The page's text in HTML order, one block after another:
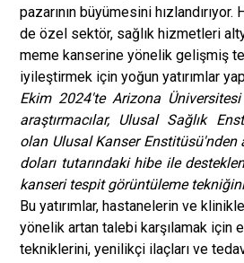
pazarının büyümesini
de özel sektör, sağlık hizmetleri
meme kanserine yönelik gelişmiş
iyileştirmek için yoğun yatırımlar
Ekim 2024'te Arizona
araştırmacılar, Ulusal Sağlık
olan Ulusal Kanser Enstitüsü'nden
doları tutarındaki hibe ile
kanseri tespit görüntüleme
Bu yatırımlar, hastanelerin ve
yönelik artan talebi karşılamak için
tekniklerini, yenilikçi ilaçları ve